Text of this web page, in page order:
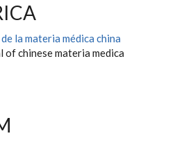
la materia médica china
chinese materia medica